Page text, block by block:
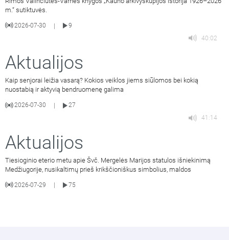
m.“ sutiktuvės.
2026-07-30 |
9
40:02
Aktualijos
Kaip senjorai leižia vasarą? Kokios veiklos jiems siūlomos bei kokią
nuostabią ir aktyvią bendruomenę galima
2026-07-30
27
41:14
Aktualijos
Tiesioginio eterio metu apie Švč. Mergelės Marijos statulos išniekinimą
Medžiugorije, nusikaltimų prieš krikščioniškus simbolius, maldos
2026-07-29 75